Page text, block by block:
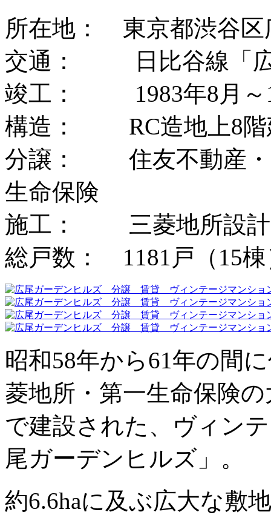
所在地： 東京都渋谷区
交通： 日比谷線「広
竣工： 1983年8月～
構造： RC造地上8階
分譲： 住友不動産・
生命保険
施工： 三菱地所設計
総戸数： 1181戸（15棟
昭和58年から61年の間
菱地所・第一生命保険
で建設された、ヴィン
尾ガーデンヒルズ」。
約6.6haに及ぶ広大な敷